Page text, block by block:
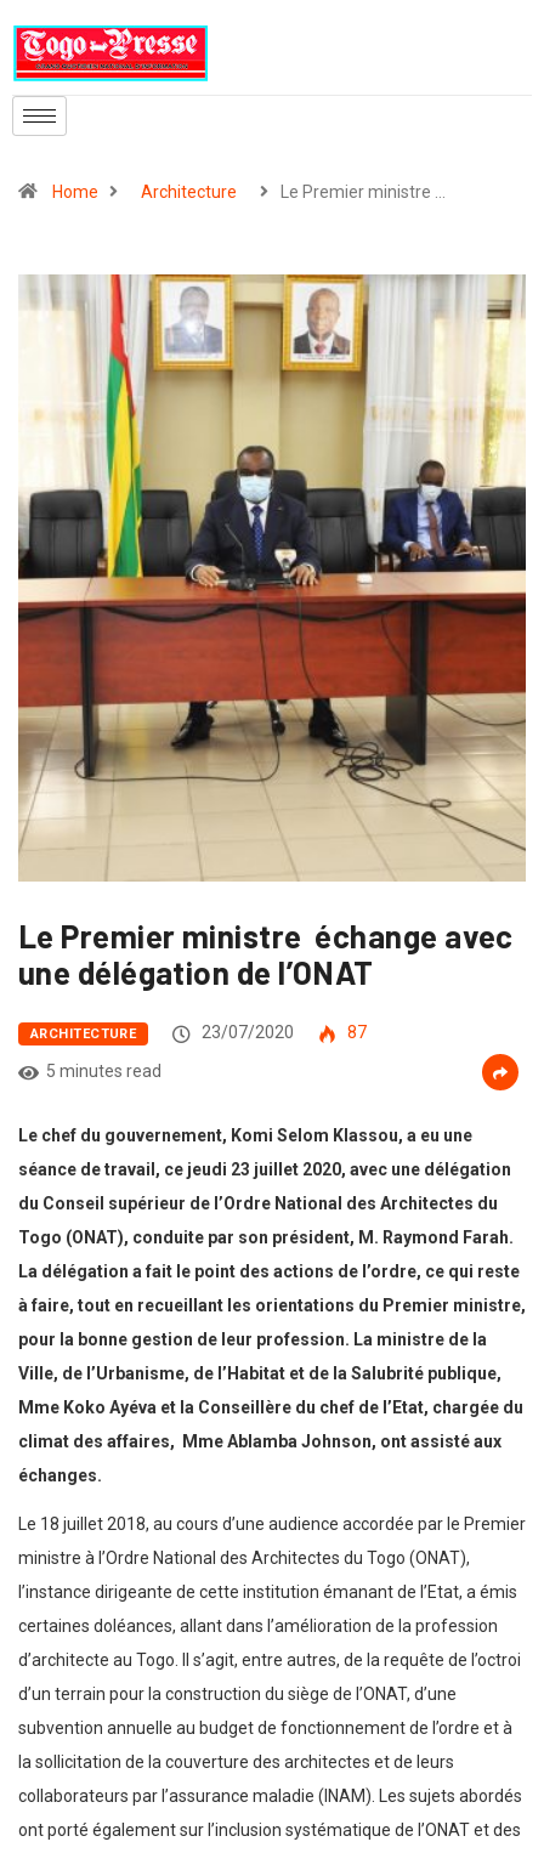
Home Architecture Le Premier ministre …
Le Premier ministre échange avec
une délégation de l’ONAT
ARCHITECTURE 23/07/2020
87
5 minutes read
Le chef du gouvernement, Komi Selom Klassou, a eu une
séance de travail, ce jeudi 23 juillet 2020, avec une délégation
du Conseil supérieur de l’Ordre National des Architectes du
Togo (ONAT), conduite par son président, M. Raymond Farah.
La délégation a fait le point des actions de l’ordre, ce qui reste
à faire, tout en recueillant les orientations du Premier ministre,
pour la bonne gestion de leur profession. La ministre de la
Ville, de l’Urbanisme, de l’Habitat et de la Salubrité publique,
Mme Koko Ayéva et la Conseillère du chef de l’Etat, chargée du
climat des affaires, Mme Ablamba Johnson, ont assisté aux
échanges.
Le 18 juillet 2018, au cours d’une audience accordée par le Premier
ministre à l’Ordre National des Architectes du Togo (ONAT),
l’instance dirigeante de cette institution émanant de l’Etat, a émis
certaines doléances, allant dans l’amélioration de la profession
d’architecte au Togo. Il s’agit, entre autres, de la requête de l’octroi
d’un terrain pour la construction du siège de l’ONAT, d’une
subvention annuelle au budget de fonctionnement de l’ordre et à
la sollicitation de la couverture des architectes et de leurs
collaborateurs par l’assurance maladie (INAM). Les sujets abordés
ont porté également sur l’inclusion systématique de l’ONAT et des